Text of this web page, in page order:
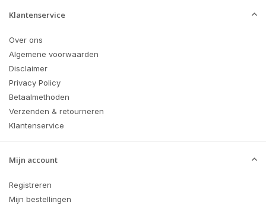
Klantenservice
Over ons
Algemene voorwaarden
Disclaimer
Privacy Policy
Betaalmethoden
Verzenden & retourneren
Klantenservice
Mijn account
Registreren
Mijn bestellingen